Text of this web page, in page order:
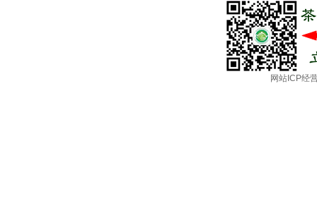
网站ICP经